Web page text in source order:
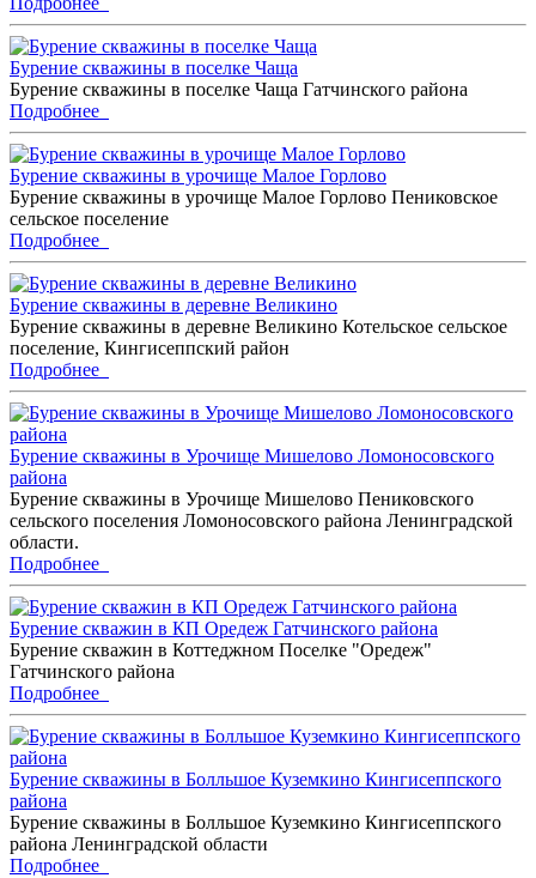
Бурение скважины в поселке Чаща
Бурение скважины в поселке Чаща Гатчинского района
Подробнее
Бурение скважины в урочище Малое Горлово
Бурение скважины в урочище Малое Горлово Пениковское
сельское поселение
Подробнее
Бурение скважины в деревне Великино
Бурение скважины в деревне Великино Котельское сельское
поселение, Кингисеппский район
Подробнее
Бурение скважины в Урочище Мишелово Ломоносовского
района
Бурение скважины в Урочище Мишелово Пениковского
сельского поселения Ломоносовского района Ленинградской
области.
Подробнее
Бурение скважин в КП Оредеж Гатчинского района
Бурение скважин в Коттеджном Поселке "Оредеж"
Гатчинского района
Подробнее
Бурение скважины в Болльшое Куземкино Кингисеппского
района
Бурение скважины в Болльшое Куземкино Кингисеппского
района Ленинградской области
Подробнее